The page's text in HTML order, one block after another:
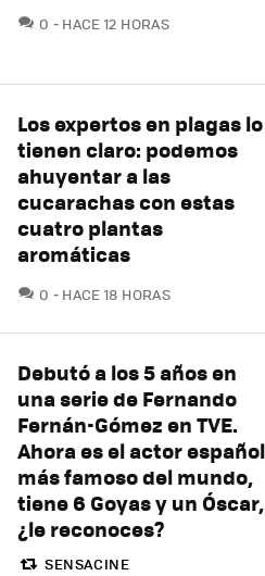
0 COMENTARIOS
HACE 12 HORAS
Los expertos en plagas lo
tienen claro: podemos
ahuyentar a las
cucarachas con estas
cuatro plantas
aromáticas
0 COMENTARIOS
HACE 18 HORAS
Debutó a los 5 años en
una serie de Fernando
Fernán-Gómez en TVE.
Ahora es el actor español
más famoso del mundo,
tiene 6 Goyas y un Óscar,
¿le reconoces?
SENSACINE